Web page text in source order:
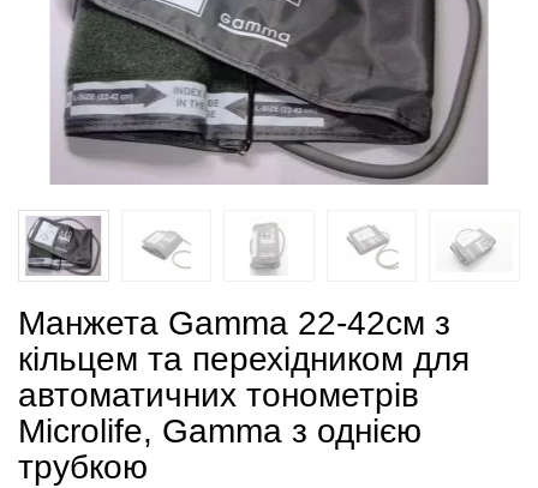
Манжета Gamma 22-42см з
кільцем та перехідником для
автоматичних тонометрів
Microlife, Gamma з однією
трубкою